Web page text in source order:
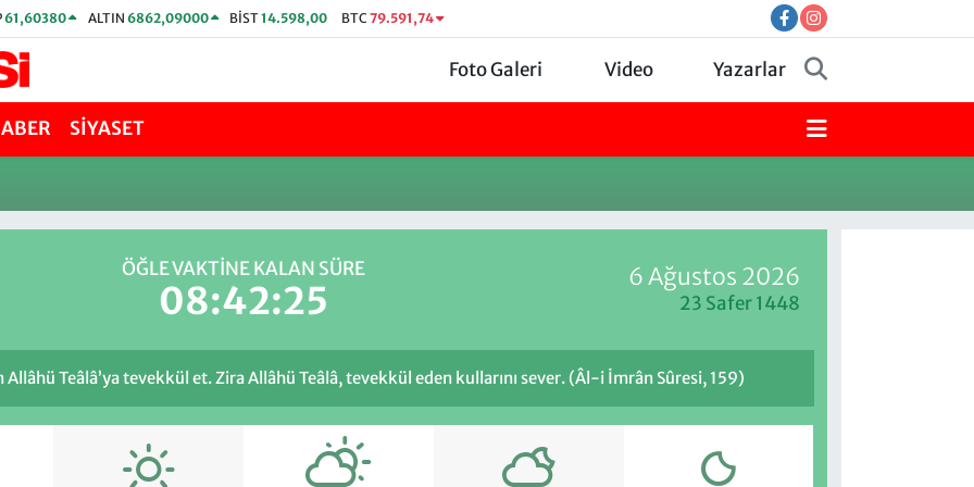
61,60380 ALTIN 6862,09000 BİST14.598,00 BTC 79.591,74
Foto Galeri Video Yazarlar
SİYASET
ÖĞLE VAKTİNE KALAN SÜRE
08:42:25
6 Ağustos 2026
23 Safer 1448
Teâlâ’ya tevekkül et. Zira Allâhü Teâlâ, tevekkül eden kullarını sever. (Âl-i İmrân Sûresi, 159)